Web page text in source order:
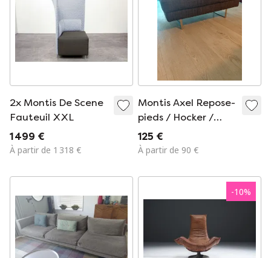
2x Montis De Scene
Fauteuil XXL
1 499 €
À partir de 1 318 €
Montis Axel Repose-
pieds / Hocker /
Poef
125 €
À partir de 90 €
-10%